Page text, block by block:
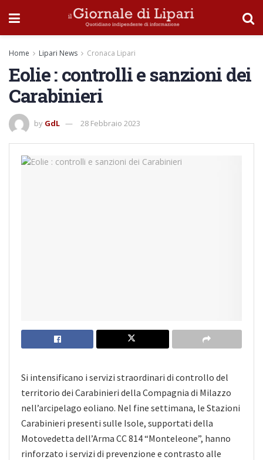
Home Lipari News Cronaca Lipari
Eolie : controlli e sanzioni dei
Carabinieri
by GdL 28 Febbraio 2023
Si intensificano i servizi straordinari di controllo del
territorio dei Carabinieri della Compagnia di Milazzo
nell’arcipelago eoliano. Nel fine settimana, le Stazioni
Carabinieri presenti sulle Isole, supportati della
Motovedetta dell’Arma CC 814 “Monteleone”, hanno
rinforzato i servizi di prevenzione e contrasto alle